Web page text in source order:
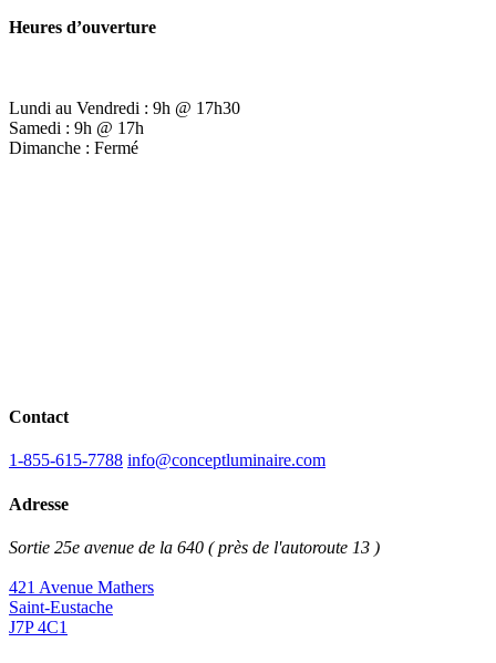
Heures d’ouverture
Lundi au Vendredi : 9h @ 17h30
Samedi : 9h @ 17h
Dimanche : Fermé
Contact
1-855-615-7788 info@conceptluminaire.com
Adresse
Sortie 25e avenue de la 640 ( près de l'autoroute 13 )
421 Avenue Mathers
Saint-Eustache
J7P 4C1